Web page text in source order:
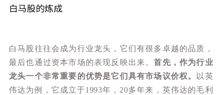
白马股的炼成
白马股往往会成为行业龙头，它们有很多卓越的品质，
最后也通过资本市场的表现反映出来。首先，作为行业
龙头一个非常重要的优势是它们具有市场议价权。
以英
伟达为例，它成立于1993年，20多年来，英伟达的毛利